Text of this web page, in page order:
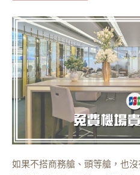
如果不搭商務艙、頭等艙，也